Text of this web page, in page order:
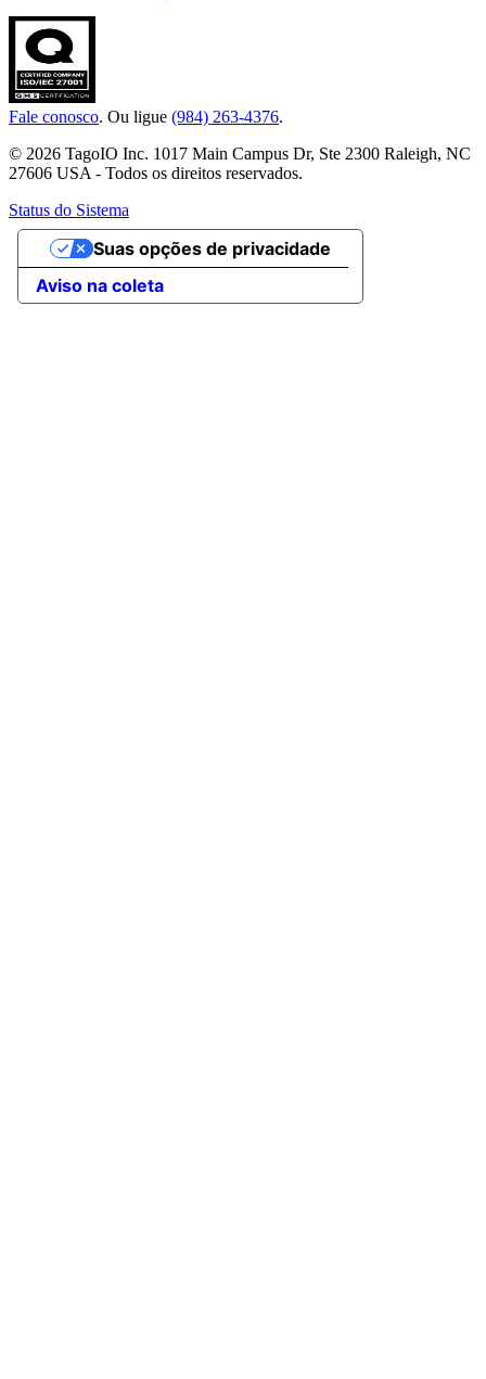
Fale conosco. Ou ligue (984) 263-4376.
© 2026 TagoIO Inc. 1017 Main Campus Dr, Ste 2300 Raleigh, NC
27606 USA - Todos os direitos reservados.
Status do Sistema
Aviso na coleta
Suas opções de privacidade